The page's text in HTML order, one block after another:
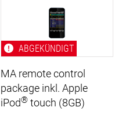
ABGEKÜNDIGT
MA remote control
package inkl. Apple
iPod® touch (8GB)